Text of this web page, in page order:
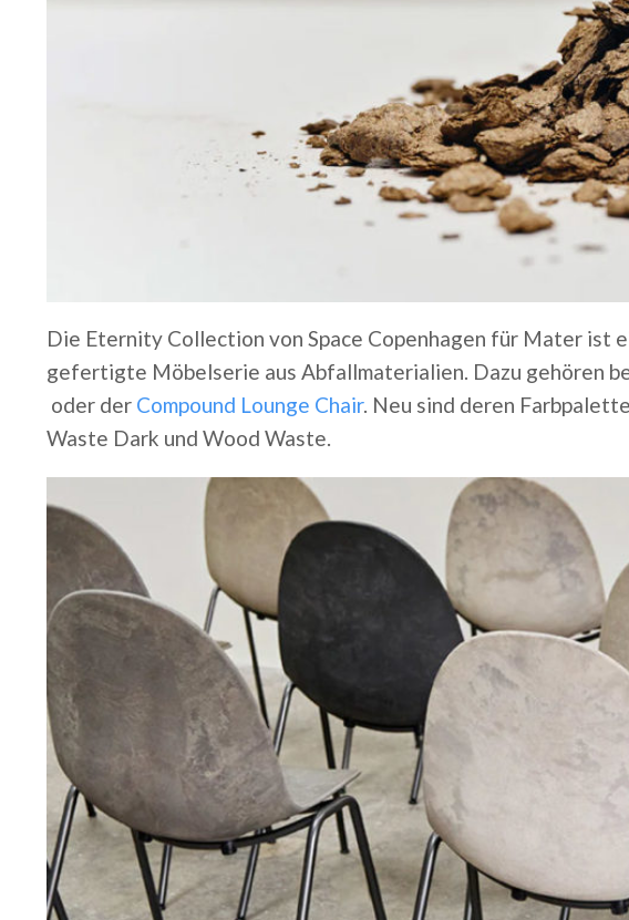
Die Eternity Collection von Space Copenhagen für Mater ist
gefertigte Möbelserie aus Abfallmaterialien. Dazu gehören
oder der Compound Lounge Chair. Neu sind deren
Waste Dark und Wood Waste.